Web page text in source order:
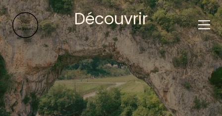
Découvrir